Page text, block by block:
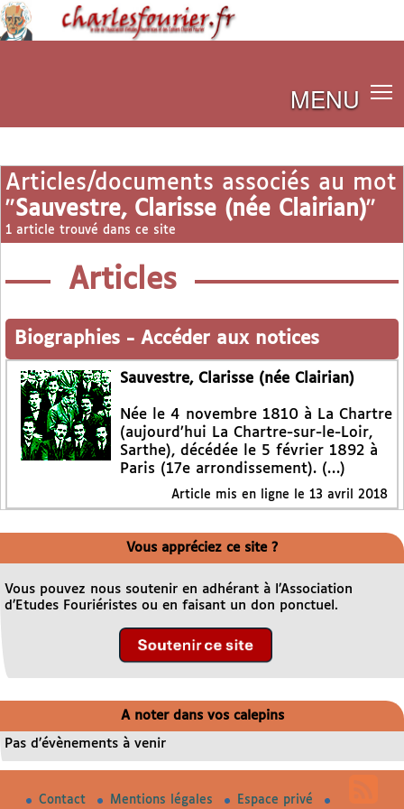
MENU
Articles/documents associés au mot
"Sauvestre, Clarisse (née Clairian)"
1 article trouvé dans ce site
Articles
Biographies - Accéder aux notices
Sauvestre, Clarisse (née Clairian)
Née le 4 novembre 1810 à La Chartre
(aujourd’hui La Chartre-sur-le-Loir,
Sarthe), décédée le 5 février 1892 à
Paris (17e arrondissement). (…)
Article mis en ligne le 13 avril 2018
Vous appréciez ce site ?
Vous pouvez nous soutenir en adhérant à l’Association
d’Etudes Fouriéristes ou en faisant un don ponctuel.
A noter dans vos calepins
Pas d’évènements à venir
Contact Mentions légales Espace privé